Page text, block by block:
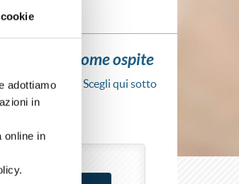
adottiamo
in
online in
al corso come ospite
fare login. Scegli qui sotto
privato.